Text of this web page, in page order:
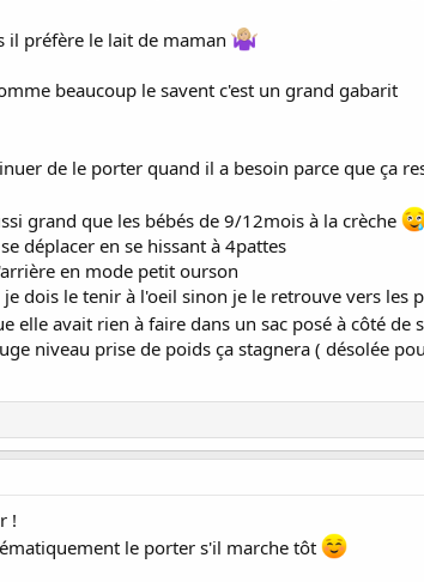
il préfère le lait de maman
beaucoup le savent c'est un grand gabarit
de le porter quand il a besoin parce que ça
grand que les bébés de 9/12mois à la crèche
déplacer en se hissant à 4pattes
en mode petit ourson
dois le tenir à l'oeil sinon je le retrouve vers les
elle avait rien à faire dans un sac posé à côté de
niveau prise de poids ça stagnera ( désolée
!
le porter s'il marche tôt